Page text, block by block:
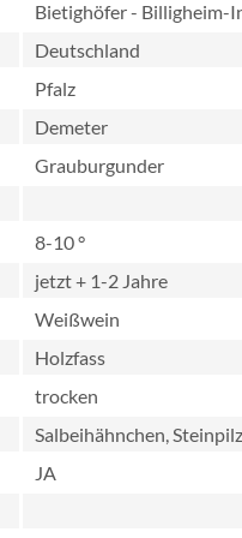
Bietighöfer - Billigheim-
Deutschland
Pfalz
Demeter
Grauburgunder
8-10 °
jetzt + 1-2 Jahre
Weißwein
Holzfass
trocken
Salbeihähnchen,
JA